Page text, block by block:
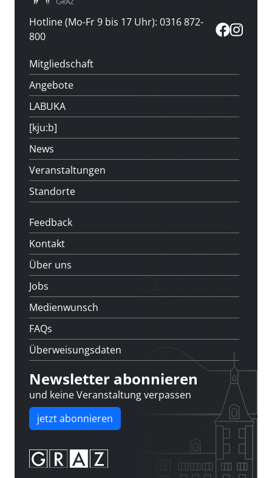
Hotline (Mo-Fr 9 bis 17 Uhr): 0316 872-
800
Mitgliedschaft
Angebote
LABUKA
[kju:b]
News
Veranstaltungen
Standorte
Feedback
Kontakt
Über uns
Jobs
Medienwunsch
FAQs
Überweisungsdaten
Newsletter abonnieren
und keine Veranstaltung verpassen
jetzt abonnieren